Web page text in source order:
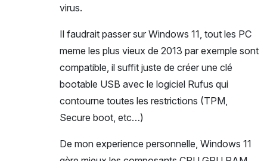
virus.
Il faudrait passer sur Windows 11, tout les PC
meme les plus vieux de 2013 par exemple sont
compatible, il suffit juste de créer une clé
bootable USB avec le logiciel Rufus qui
contourne toutes les restrictions (TPM,
Secure boot, etc…)
De mon experience personnelle, Windows 11